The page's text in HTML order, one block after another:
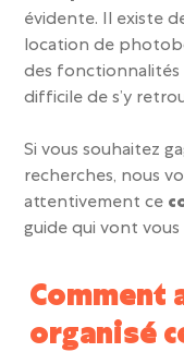
évidente. Il existe
location de
des
difficile de s’y
Si vous souhaitez
recherches, nous
attentivement ce
guide qui vont vous
Comment
organisé